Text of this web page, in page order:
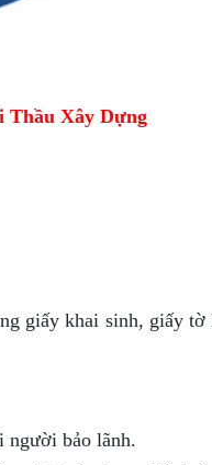
Thầu Xây Dựng
giấy khai sinh, giấy tờ
người bảo lãnh.